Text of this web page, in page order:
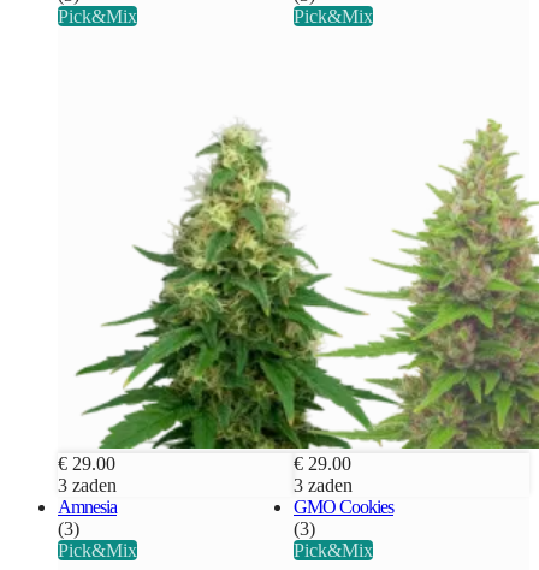
Pick&Mix
€ 29.00
3 zaden
Pick&Mix
€ 29.00
3 zaden
Amnesia
(3)
Pick&Mix
GMO Cookies
(3)
Pick&Mix